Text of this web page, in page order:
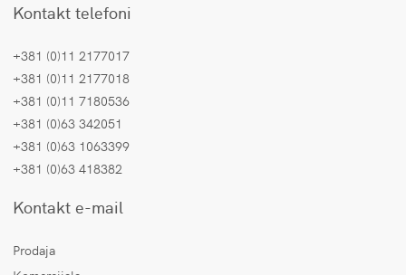
Kontakt telefoni
+381 (0)11 2177017
+381 (0)11 2177018
+381 (0)11 7180536
+381 (0)63 342051
+381 (0)63 1063399
+381 (0)63 418382
Kontakt e-mail
Prodaja